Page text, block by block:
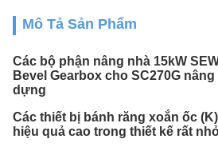
Mô Tả Sản Phẩm
Các bộ phận nâng nhà 15kW
Bevel Gearbox cho SC270G
dựng
Các thiết bị bánh răng xoắn ốc
hiệu quả cao trong thiết kế rất